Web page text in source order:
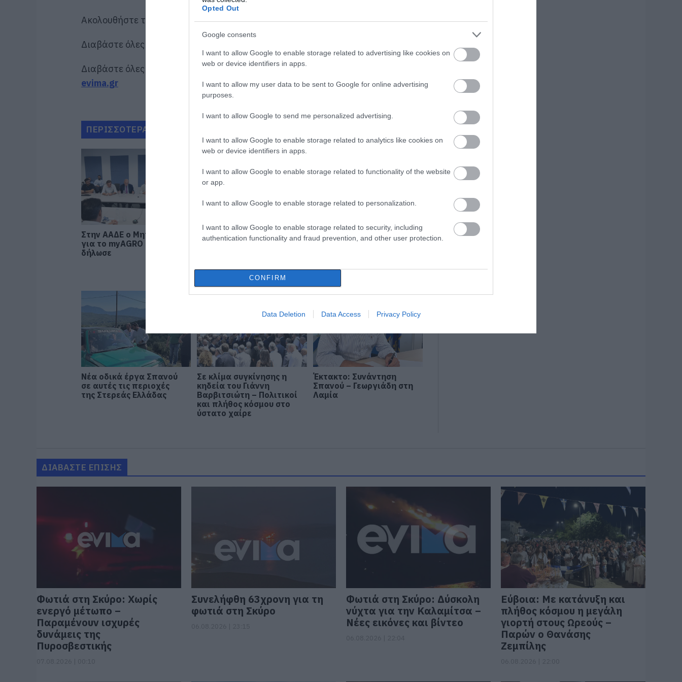
Opted Out
Google consents
I want to allow Google to enable storage related to advertising like cookies on
web or device identifiers in apps.
I want to allow my user data to be sent to Google for online advertising
purposes.
I want to allow Google to send me personalized advertising.
I want to allow Google to enable storage related to analytics like cookies on
web or device identifiers in apps.
I want to allow Google to enable storage related to functionality of the website
or app.
I want to allow Google to enable storage related to personalization.
I want to allow Google to enable storage related to security, including
authentication functionality and fraud prevention, and other user protection.
CONFIRM
Data Deletion Data Access Privacy Policy
Ακολουθήστε το evima.gr στοGoogle News
Διαβάστε όλες τις
Διαβάστε όλες τις τελευταίες ειδήσειςγια τηνΕλλάδα
evima.gr
ΠΕΡΙΣΣΟΤΕΡΑ ΑΠΟ ΠΟΛΙΤΙΚΗ
Στην ΑΑΔΕ ο Μητσοτάκης
για το myAGRO – Τι
δήλωσε
Φωτιά στη Δυτική
Αττική: Αυτά είναι τα
Στήριξη στους
πυρόπληκτους: Τα μέτρα
καταστροφικές φωτιές
Νέα οδικά έργα Σπανού
σε αυτές τις περιοχές
της Στερεάς Ελλάδας
Σε κλίμα συγκίνησης η
κηδεία του Γιάννη
Βαρβιτσιώτη – Πολιτικοί
και πλήθος κόσμου στο
ύστατο χαίρε
Έκτακτο: Συνάντηση
Σπανού – Γεωργιάδη στη
Λαμία
06.08.2026 | 19:40
Φωτιά στη Σκύρο:
Συνεχίζει να καίει
συγκλονιστική
μαρτυρία – Νέες
εικόνες και βίντεο
06.08.2026 | 19:40
έργο αξίας
2.425.000€ στην
06.08.2026 | 19:20
ΔΙΑΒΑΣΤΕ ΕΠΙΣΗΣ
Φωτιά στη Σκύρο: Χωρίς
ενεργό μέτωπο –
Παραμένουν ισχυρές
δυνάμεις της
Πυροσβεστικής
Συνελήφθη 63χρονη για τη
φωτιά στη Σκύρο
Φωτιά στη Σκύρο: Δύσκολη
νύχτα για την Καλαμίτσα –
Νέες εικόνες και βίντεο
Εύβοια: Με κατάνυξη και
πλήθος κόσμου η μεγάλη
γιορτή στους Ωρεούς –
Παρών ο Θανάσης
Ζεμπίλης